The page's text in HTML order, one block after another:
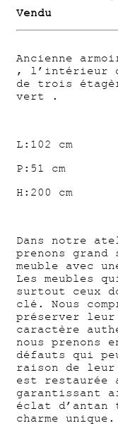
Vendu
Ancienne
, l’intérieur
de trois
vert .
L:102 cm
P:51 cm
H:200 cm
Dans notre
prenons
meuble avec
Les meubles
surtout ceux
clé. Nous
préserver
caractère
nous prenons
défauts qui
raison de leur
est restaurée
garantissant
éclat d’antan
charme unique.